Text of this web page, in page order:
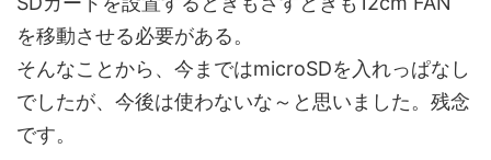
を移動させる必要がある。
そんなことから、今まではmicroSDを入れっぱなし
でしたが、今後は使わないな～と思いました。残念
です。